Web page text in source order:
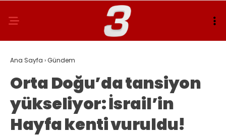
Ana Sayfa ›Gündem
Orta Doğu’da tansiyon
yükseliyor: İsrail’in
Hayfa kenti vuruldu!